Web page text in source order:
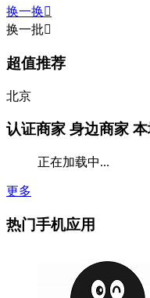
换一换
换一批
超值推荐
北京
认证商家 身边商家
正在加载中...
更多
热门手机应用